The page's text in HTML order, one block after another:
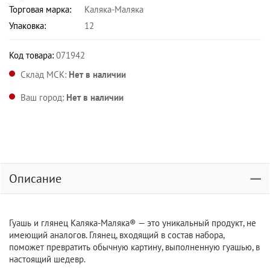
Торговая марка:
Каляка-Маляка
Упаковка:
12
Код товара: 071942
Склад МСК: Нет в наличии
Ваш город: Нет в наличии
Описание
Гуашь и глянец Каляка-Маляка® — это уникальный продукт, не
имеющий аналогов. Глянец, входящий в состав набора,
поможет превратить обычную картину, выполненную гуашью, в
настоящий шедевр.